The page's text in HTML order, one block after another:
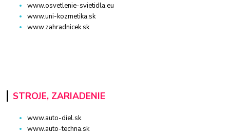
www.osvetlenie-svietidla.eu
www.uni-kozmetika.sk
www.zahradnicek.sk
STROJE, ZARIADENIE
www.auto-diel.sk
www.auto-techna.sk